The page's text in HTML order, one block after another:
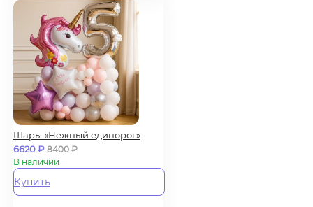
Шары «Нежный единорог»
6620₽ 8400₽
В наличии
Купить